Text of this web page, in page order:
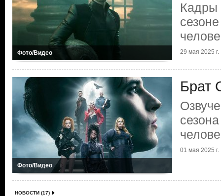
Фото/Видео
Кадры
29 мая 2025 г.
Фото/Видео
Брат
01 мая 2025 г.
НОВОСТИ (17)